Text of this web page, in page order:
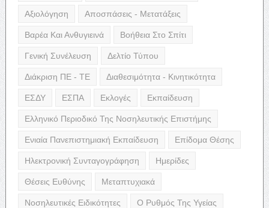
Αξιολόγηση Αποσπάσεις - Μετατάξεις
Βαρέα Και Ανθυγιεινά Βοήθεια Στο Σπίτι
Γενική Συνέλευση Δελτίο Τύπου
Διάκριση ΠΕ - ΤΕ Διαθεσιμότητα - Κινητικότητα
ΕΣΔΥ ΕΣΠΑ Εκλογές Εκπαίδευση
Ελληνικό Περιοδικό Της Νοσηλευτικής Επιστήμης
Ενιαία Πανεπιστημιακή Εκπαίδευση Επίδομα Θέσης
Ηλεκτρονική Συνταγογράφηση Ημερίδες
Θέσεις Ευθύνης Μεταπτυχιακά
Νοσηλευτικές Ειδικότητες Ο Ρυθμός Της Υγείας